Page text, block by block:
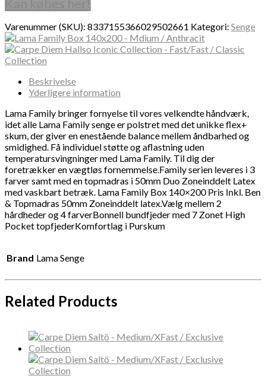
Varenummer (SKU): 8337155366029502661 Kategori: Senge
Beskrivelse
Yderligere information
Lama Family bringer fornyelse til vores velkendte håndværk,
idet alle Lama Family senge er polstret med det unikke flex+
skum, der giver en enestående balance mellem åndbarhed og
smidighed. Få individuel støtte og aflastning uden
temperatursvingninger med Lama Family. Til dig der
foretrækker en vægtløs fornemmelse.Family serien leveres i 3
farver samt med en topmadras i 50mm Duo Zoneinddelt Latex
med vaskbart betræk. Lama Family Box 140×200 Pris Inkl. Ben
& Topmadras 50mm Zoneinddelt latex.Vælg mellem 2
hårdheder og 4 farverBonnell bundfjeder med 7 Zonet High
Pocket topfjederKomfortlag i Purskum
Brand Lama Senge
Related Products